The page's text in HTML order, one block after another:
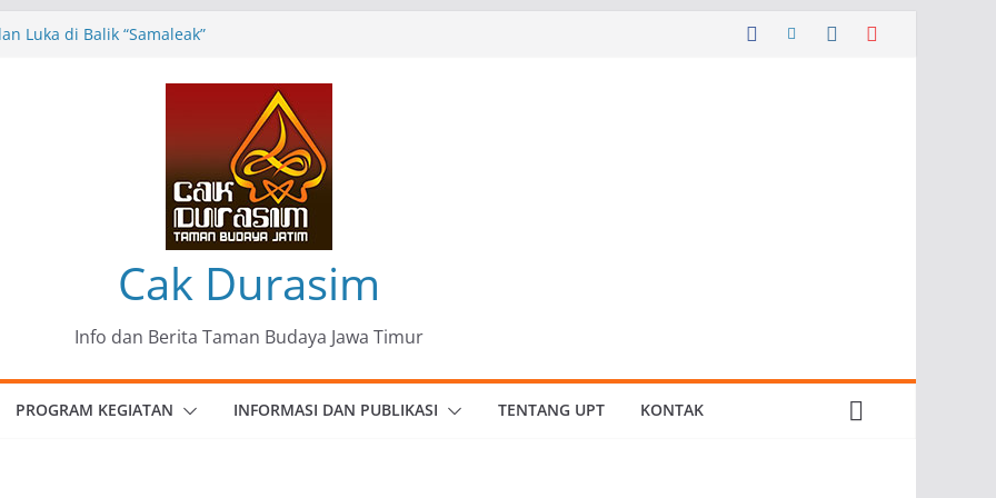
Luka di Balik “Samaleak”
Ungkapan Kritis Tentang Derita
Patria Seni Rupa Kota Blitar :
Menjadi Mantra Perlawanan
Cak Durasim
Info dan Berita Taman Budaya Jawa Timur
PROGRAM KEGIATAN INFORMASI DAN PUBLIKASI TENTANG UPT KONTAK